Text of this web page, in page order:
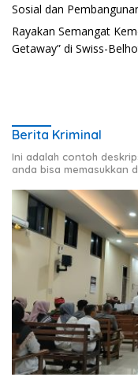
Sosial dan
Rayakan Semangat
Getaway” di Swiss-
Berita Kriminal
Ini adalah contoh
anda bisa memasukkan